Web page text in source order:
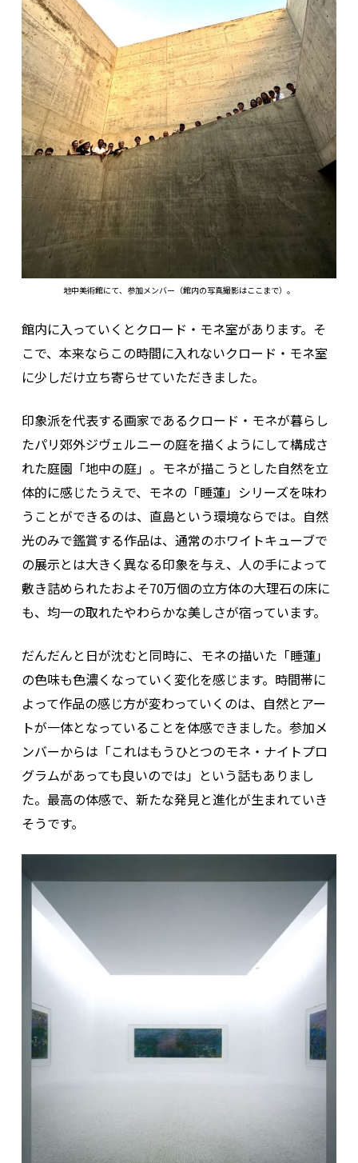
地中美術館にて、参加メンバー（館内の写真撮影はここまで）。
館内に入っていくとクロード・モネ室があります。そ
こで、本来ならこの時間に入れないクロード・モネ室
に少しだけ立ち寄らせていただきました。
印象派を代表する画家であるクロード・モネが暮らし
たパリ郊外ジヴェルニーの庭を描くようにして構成さ
れた庭園「地中の庭」。モネが描こうとした自然を立
体的に感じたうえで、モネの「睡蓮」シリーズを味わ
うことができるのは、直島という環境ならでは。自然
光のみで鑑賞する作品は、通常のホワイトキューブで
の展示とは大きく異なる印象を与え、人の手によって
敷き詰められたおよそ70万個の立方体の大理石の床に
も、均一の取れたやわらかな美しさが宿っています。
だんだんと日が沈むと同時に、モネの描いた「睡蓮」
の色味も色濃くなっていく変化を感じます。時間帯に
よって作品の感じ方が変わっていくのは、自然とアー
トが一体となっていることを体感できました。参加メ
ンバーからは「これはもうひとつのモネ・ナイトプロ
グラムがあっても良いのでは」という話もありまし
た。最高の体感で、新たな発見と進化が生まれていき
そうです。